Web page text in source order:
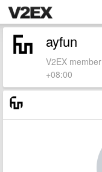
ayfun
V2EX
+08:00